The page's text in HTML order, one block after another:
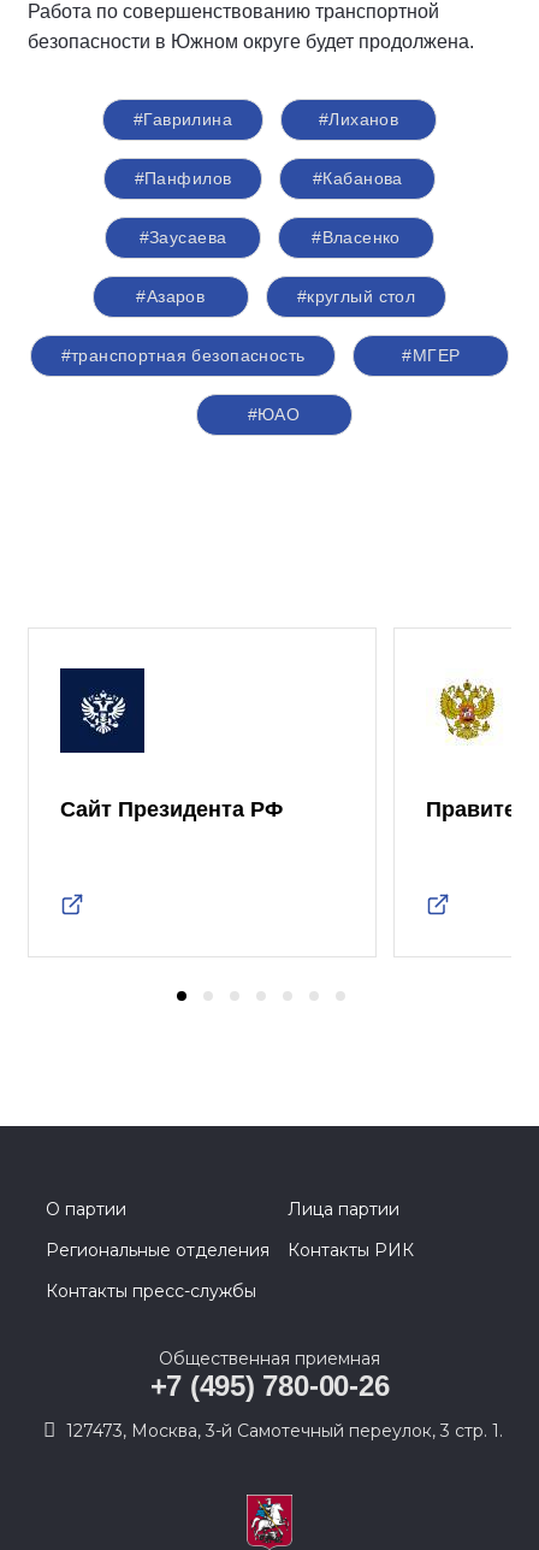
Работа по совершенствованию транспортной
безопасности в Южном округе будет продолжена.
#Гаврилина #Лиханов
#Панфилов #Кабанова
#Заусаева #Власенко
#Азаров #круглый стол
#транспортная безопасность #‎МГЕР‬
#ЮАО
Сайт Президента РФ
О партии
Лица партии
Региональные отделения
Контакты РИК
Контакты пресс-службы
Общественная приемная
+7 (495) 780-00-26
127473, Москва, 3-й Самотечный переулок, 3 стр. 1.